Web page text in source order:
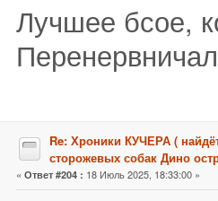
Лучшее бсое,
Re: Хроники КУЧЕРА (
сторожевых собак Дино
« Ответ #204 : 18 Июль 2025, 18:33:00 »